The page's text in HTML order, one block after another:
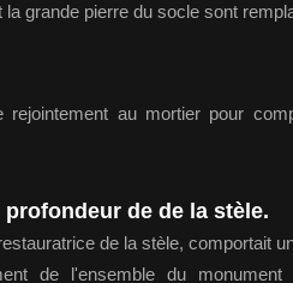
grande pierre du socle sont
rejointement au mortier pour
de de la stèle.
de la stèle, comportait
de l'ensemble du